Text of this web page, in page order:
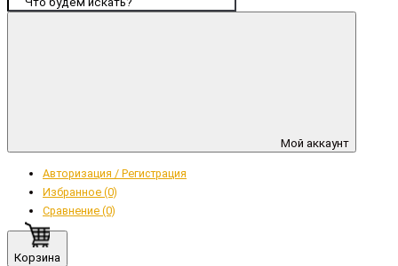
Мой аккаунт
Авторизация / Регистрация
Избранное (0)
Сравнение (0)
Корзина